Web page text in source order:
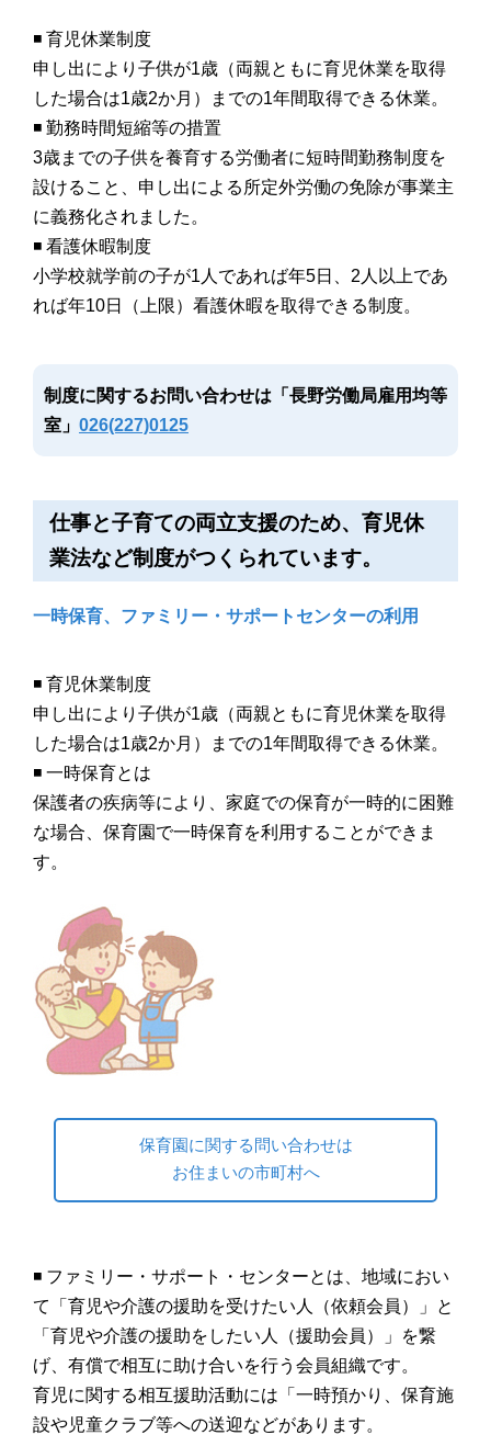
◾️ 育児休業制度
申し出により子供が1歳（両親ともに育児休業を取得
した場合は1歳2か月）までの1年間取得できる休業。
◾️ 勤務時間短縮等の措置
3歳までの子供を養育する労働者に短時間勤務制度を
設けること、申し出による所定外労働の免除が事業主
に義務化されました。
◾️ 看護休暇制度
小学校就学前の子が1人であれば年5日、2人以上であ
れば年10日（上限）看護休暇を取得できる制度。
制度に関するお問い合わせは「長野労働局雇用均等
室」 026(227)0125
仕事と子育ての両立支援のため、育児休
業法など制度がつくられています。
一時保育、ファミリー・サポートセンターの利用
◾️ 育児休業制度
申し出により子供が1歳（両親ともに育児休業を取得
した場合は1歳2か月）までの1年間取得できる休業。
◾️ 一時保育とは
保護者の疾病等により、家庭での保育が一時的に困難
な場合、保育園で一時保育を利用することができま
す。
保育園に関する問い合わせは
お住まいの市町村へ
◾️ ファミリー・サポート・センターとは、地域におい
て「育児や介護の援助を受けたい人（依頼会員）」と
「育児や介護の援助をしたい人（援助会員）」を繋
げ、有償で相互に助け合いを行う会員組織です。
育児に関する相互援助活動には「一時預かり、保育施
設や児童クラブ等への送迎などがあります。